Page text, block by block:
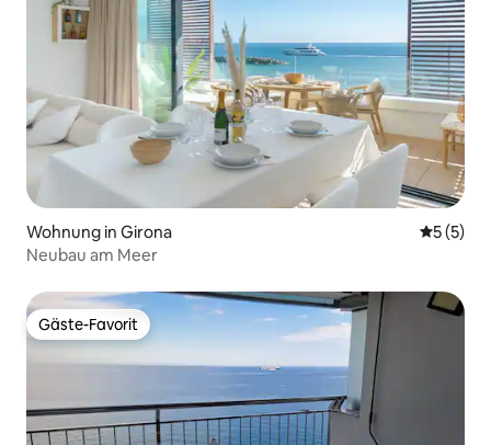
Wohnung in Girona
5 (5)
Neubau am Meer
Gäste-Favorit
Gäste-Favorit